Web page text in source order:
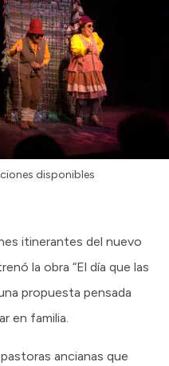
disponibles
itinerantes del nuevo
la obra “El día que las
propuesta pensada
en familia.
ancianas que